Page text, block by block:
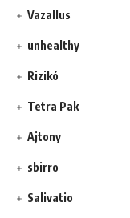
Vazallus
unhealthy
Rizikó
Tetra Pak
Ajtony
sbirro
Salivatio